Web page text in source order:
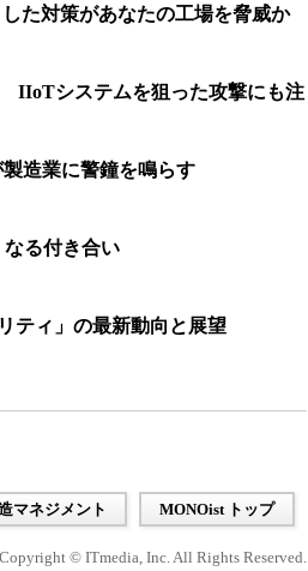
た対策があなたの工場を脅威か
IIoTシステムを狙った攻撃にも注
造業に警鐘を鳴らす
る付き合い
ティ」の最新動向と展望
マネジメント MONOist トップ
Copyright © ITmedia, Inc. All Rights Reserved.